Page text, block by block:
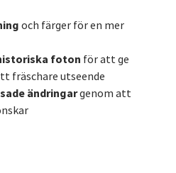
och färger för en mer
foton för att ge
fräschare utseende
ändringargenom att